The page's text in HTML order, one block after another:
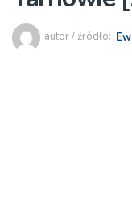
autor / źródło: